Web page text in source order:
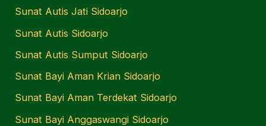
Sunat Autis Jati Sidoarjo
Sunat Autis Sidoarjo
Sunat Autis Sumput Sidoarjo
Sunat Bayi Aman Krian Sidoarjo
Sunat Bayi Aman Terdekat Sidoarjo
Sunat Bayi Anggaswangi Sidoarjo